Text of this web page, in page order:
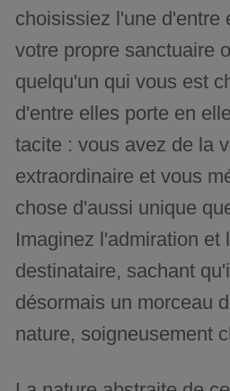
choisissiez l'une d'entre
votre propre sanctuaire
quelqu'un qui vous est
d'entre elles porte en
tacite : vous avez de la
extraordinaire et vous
chose d'aussi unique
Imaginez l'admiration et
destinataire, sachant
désormais un morceau
nature, soigneusement